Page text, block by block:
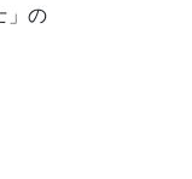
」の